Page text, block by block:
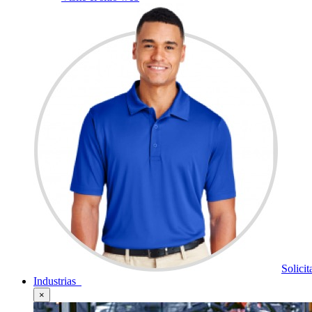
Industrias
×